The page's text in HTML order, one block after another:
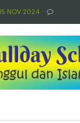
15 NOV 2024 -
Sabtu
17 SEP
Babak Final
Batang
01